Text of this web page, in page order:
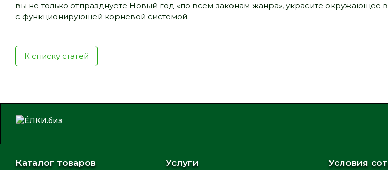
вы не только отпразднуете Новый год «по всем законам жанра», украсите окружающее
с функционирующей корневой системой.
К списку статей
Каталог товаров Услуги Условия